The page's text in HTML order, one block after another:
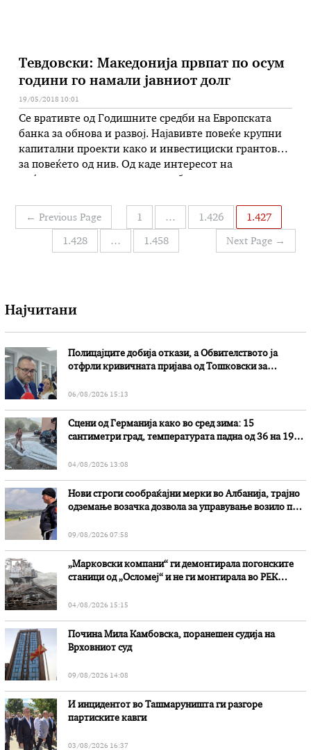
Тевдовски: Македонија првпат по осум
години го намали јавниот долг
19/05/2018 10:01
Се вративте од Годишните средби на Европската
банка за обнова и развој. Најавивте повеќе крупни
капитални проекти како и инвестициски грантови
за повеќето од нив. Од каде интересот на
инфраструктурни или енергетски проекти, дел од
потребните средства за финансирање да ги
обезбедиме преку …
Навигација
← Previous Page 1 … 1.426 1.427
1.428 … 1.458 Next Page →
Најчитани
Полицајците добија откази, а Обвителството ја
отфрли кривичната пријава од Тошковски за
06/08/2026 15:13
Сцени од Германија како во сред зима: 15
сантиметри град, температурата падна од 36 на 19
04/08/2026 13:08
Нови строги сообраќајни мерки во Aлбанија, трајно
одземање возачка дозвола за управување возило под
09/08/2026 07:58
„Марковски компани“ ги демонтирала погонските
станици од „Осломеј“ и не ги монтирала во РЕК
04/08/2026 15:15
Почина Мила Камбовска, поранешен судија на
Врховниот суд
09/08/2026 14:08
И инцидентот во Ташмаруништa ги разгоре
партиските кавги
03/08/2026 16:37